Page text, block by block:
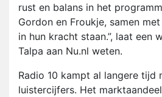
rust en balans in het
Gordon en Froukje, samen
in hun kracht staan.”, laat een
Talpa aan Nu.nl weten.
Radio 10 kampt al langere tijd
luistercijfers. Het